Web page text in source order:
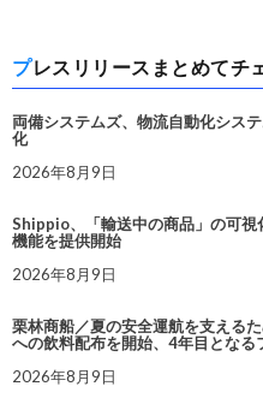
プレスリリースまとめてチ
両備システムズ、物流自動化シス
化
2026年8月9日
Shippio、「輸送中の商品」の可
機能を提供開始
2026年8月9日
栗林商船／夏の安全運航を支える
への飲料配布を開始、4年目とな
2026年8月9日